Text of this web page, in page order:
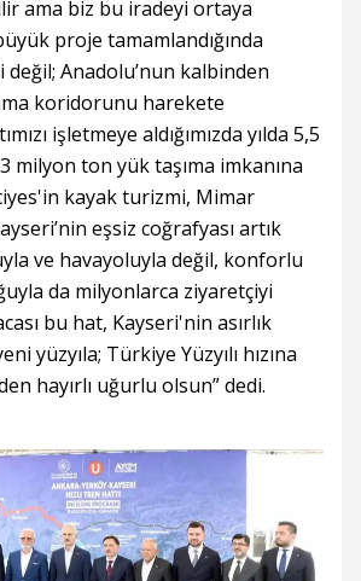
ama biz bu iradeyi ortaya
proje tamamlandığında
değil; Anadolu’nun kalbinden
koridorunu harekete
işletmeye aldığımızda yılda 5,5
milyon ton yük taşıma imkanına
kayak turizmi, Mimar
eşsiz coğrafyası artık
ve havayoluyla değil, konforlu
da milyonlarca ziyaretçiyi
bu hat, Kayseri'nin asırlık
yüzyıla; Türkiye Yüzyılı hızına
hayırlı uğurlu olsun” dedi.